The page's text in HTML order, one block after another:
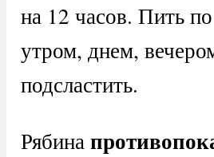
на 12 часов. Пить
утром, днем,
подсластить.
Рябина